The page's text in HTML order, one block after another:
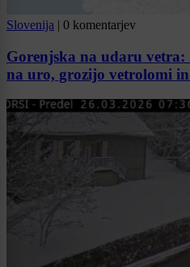
Slovenija | 0 komentarjev
Gorenjska na udaru
na uro, grozijo vetrolomi